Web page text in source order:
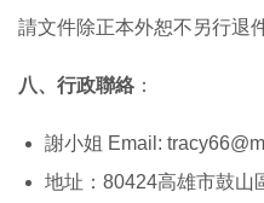
請文件除正本外恕不另行退件
八、行政聯絡 ：
謝小姐 Email:
地址：80424高雄市鼓山